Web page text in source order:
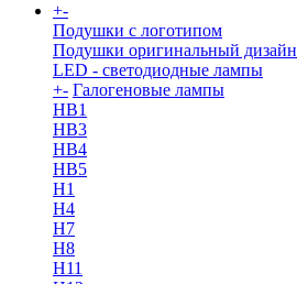
+-
Подушки с логотипом
Подушки оригинальный дизайн
LED - светодиодные лампы
+- Галогеновые лампы
HB1
HB3
HB4
HB5
H1
H4
H7
H8
H11